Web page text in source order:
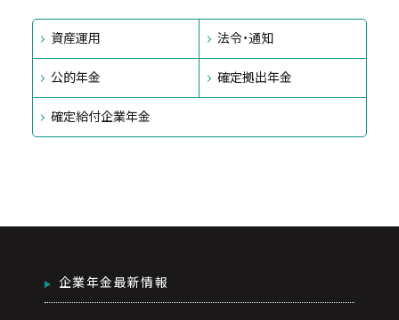
資産運用 法令・通知
公的年金 確定拠出年金
確定給付企業年金
企業年金最新情報